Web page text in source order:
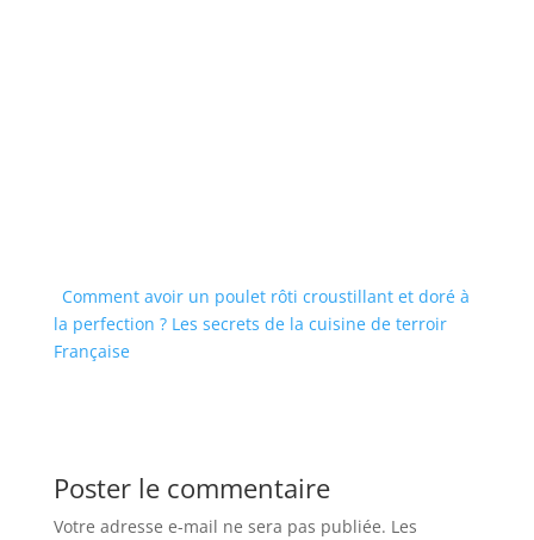
Comment avoir un poulet rôti croustillant et doré à
la perfection ? Les secrets de la cuisine de terroir
Française
Poster le commentaire
Votre adresse e-mail ne sera pas publiée. Les